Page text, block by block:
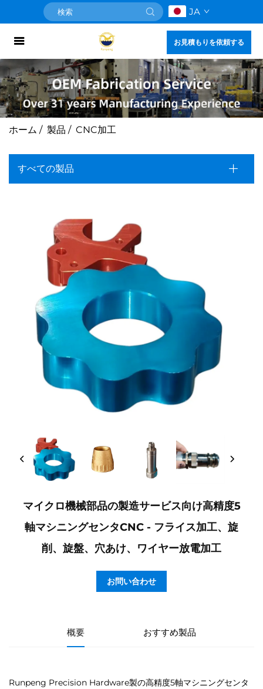
JA
お見積もりを依頼する
ホーム / 製品 / CNC加工
すべての製品
マイクロ機械部品の製造サービス向け高精度5
軸マシニングセンタCNC - フライス加工、旋
削、旋盤、穴あけ、ワイヤー放電加工
お問い合わせ
概要 おすすめ製品
Runpeng Precision Hardware製の高精度5軸マシニングセンタ